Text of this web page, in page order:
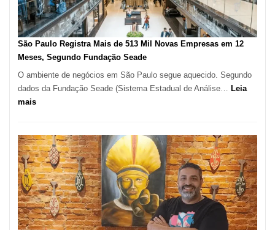
Esfihas
São Paulo Registra Mais de 513 Mil Novas Empresas em 12
Meses, Segundo Fundação Seade
O ambiente de negócios em São Paulo segue aquecido. Segundo
dados da Fundação Seade (Sistema Estadual de Análise… Leia
mais:
Registra
Mais
de
513
Mil
Novas
Empresas